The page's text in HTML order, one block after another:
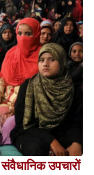
उपचारों